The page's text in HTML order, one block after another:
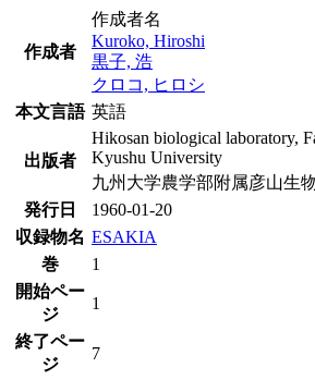
作成者
作成者名
Kuroko, Hiroshi
黒子, 浩
クロコ, ヒロシ
本文言語 英語
出版者
Hikosan biological laboratory,
Kyushu University
九州大学農学部附属彦山生
発行日
1960-01-20
収録物名 ESAKIA
巻
1
開始ペー
ジ
1
終了ペー
ジ
7